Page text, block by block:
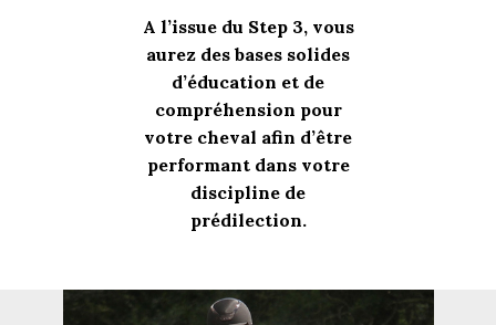
A l’issue du Step 3, vous
aurez des bases solides
d’éducation et de
compréhension pour
votre cheval afin d’être
performant dans votre
discipline de
prédilection.